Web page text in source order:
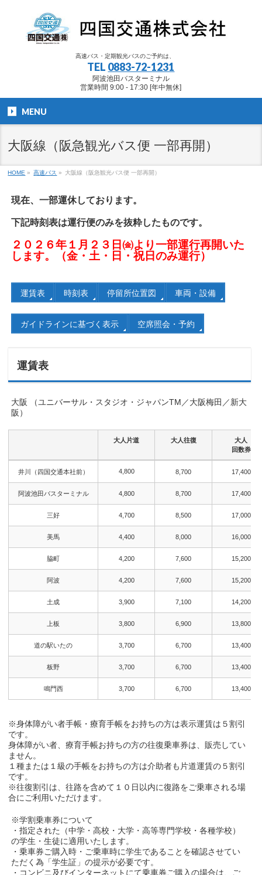
高速バス・定期観光バスのご予約は、
TEL 0883-72-1231
阿波池田バスターミナル
営業時間 9:00 - 17:30 [年中無休]
MENU
大阪線（阪急観光バス便 一部再開）
HOME » 高速バス » 大阪線（阪急観光バス便 一部再開）
現在、一部運休しております。
下記時刻表は運行便のみを抜粋したものです。
２０２６年１月２３日㈮より一部運行再開いた
します。（金・土・日・祝日のみ運行）
運賃表 時刻表 停留所位置図 車両・設備
ガイドラインに基づく表示 空席照会・予約
運賃表
大阪 （ユニバーサル・スタジオ・ジャパンTM／大阪梅田／新大
阪）
大人片道 大人往復
大人
回数券
回数券
井川（四国交通本社前） 4,800 8,700 17,400
阿波池田バスターミナル 4,800 8,700 17,400
三好 4,700 8,500 17,000
美馬 4,400 8,000 16,000
脇町 4,200 7,600 15,200
阿波 4,200 7,600 15,200
土成 3,900 7,100 14,200
上板 3,800 6,900 13,800
道の駅いたの 3,700 6,700 13,400
板野 3,700 6,700 13,400
鳴門西 3,700 6,700 13,400
※身体障がい者手帳・療育手帳をお持ちの方は表示運賃は５割引
です。
身体障がい者、療育手帳お持ちの方の往復乗車券は、販売してい
ません。
１種または１級の手帳をお持ちの方は介助者も片道運賃の５割引
です。
※往復割引は、往路を含めて１０日以内に復路をご乗車される場
合にご利用いただけます。
※学割乗車券について
・指定された（中学・高校・大学・高等専門学校・各種学校）
の学生・生徒に適用いたします。
・乗車券ご購入時・ご乗車時に学生であることを確認させてい
ただく為「学生証」の提示が必要です。
・コンビニ及びインターネットにて乗車券ご購入の場合は、ご